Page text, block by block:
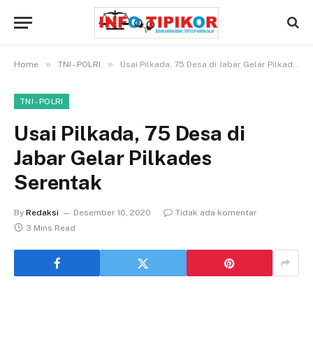
Home » TNI - POLRI » Usai Pilkada, 75 Desa di Jabar Gelar Pilkades Serentak
TNI - POLRI
Usai Pilkada, 75 Desa di
Jabar Gelar Pilkades
Serentak
By Redaksi Desember 10, 2020
Tidak ada komentar
3 Mins Read